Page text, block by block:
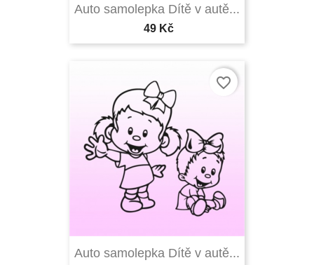
Auto samolepka Dítě v autě...
49 Kč
Auto samolepka Dítě v autě...
favorite_border